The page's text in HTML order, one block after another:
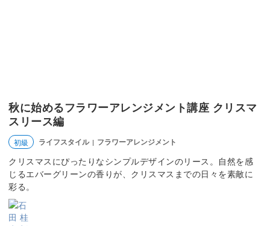
秋に始めるフラワーアレンジメント講座 クリスマ
スリース編
初級 ライフスタイル | フラワーアレンジメント
クリスマスにぴったりなシンプルデザインのリース。自然を感
じるエバーグリーンの香りが、クリスマスまでの日々を素敵に
彩る。